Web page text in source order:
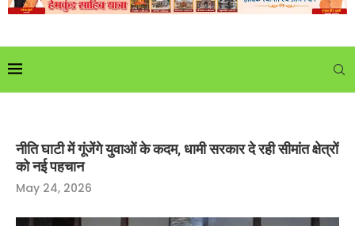
नीति घाटी में गूंजेंगे युवाओं के कदम, धामी सरकार दे रही सीमांत क्षेत्रों
को नई पहचान
May 24, 2026